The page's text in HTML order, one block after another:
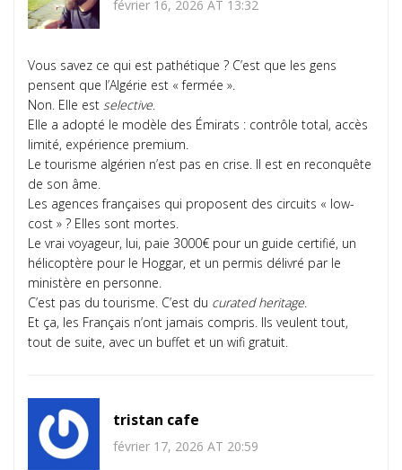
février 16, 2026 AT 13:32
Vous savez ce qui est pathétique ? C’est que les gens
pensent que l’Algérie est « fermée ».
Non. Elle est selective.
Elle a adopté le modèle des Émirats : contrôle total, accès
limité, expérience premium.
Le tourisme algérien n’est pas en crise. Il est en reconquête
de son âme.
Les agences françaises qui proposent des circuits « low-
cost » ? Elles sont mortes.
Le vrai voyageur, lui, paie 3000€ pour un guide certifié, un
hélicoptère pour le Hoggar, et un permis délivré par le
ministère en personne.
C’est pas du tourisme. C’est du curated heritage.
Et ça, les Français n’ont jamais compris. Ils veulent tout,
tout de suite, avec un buffet et un wifi gratuit.
tristan cafe
février 17, 2026 AT 20:59